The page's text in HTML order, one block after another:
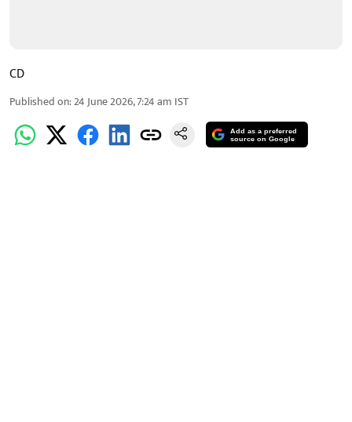
CD
Published on:24 June 2026, 7:24 am IST
Add as a preferred
source on Google